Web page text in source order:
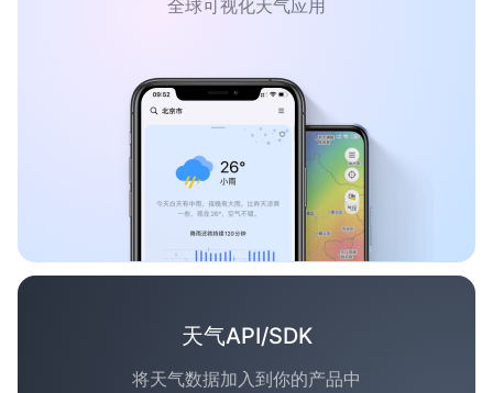
全球可视化天气应用
天气API/SDK
将天气数据加入到你的产品中